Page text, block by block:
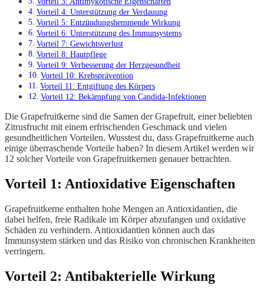
Vorteil 4: Unterstützung der Verdauung
Vorteil 5: Entzündungshemmende Wirkung
Vorteil 6: Unterstützung des Immunsystems
Vorteil 7: Gewichtsverlust
Vorteil 8: Hautpflege
Vorteil 9: Verbesserung der Herzgesundheit
Vorteil 10: Krebsprävention
Vorteil 11: Entgiftung des Körpers
Vorteil 12: Bekämpfung von Candida-Infektionen
Die Grapefruitkerne sind die Samen der Grapefruit, einer beliebten
Zitrusfrucht mit einem erfrischenden Geschmack und vielen
gesundheitlichen Vorteilen. Wusstest du, dass Grapefruitkerne auch
einige überraschende Vorteile haben? In diesem Artikel werden wir
12 solcher Vorteile von Grapefruitkernen genauer betrachten.
Vorteil 1: Antioxidative Eigenschaften
Grapefruitkerne enthalten hohe Mengen an Antioxidantien, die
dabei helfen, freie Radikale im Körper abzufangen und oxidative
Schäden zu verhindern. Antioxidantien können auch das
Immunsystem stärken und das Risiko von chronischen Krankheiten
verringern.
Vorteil 2: Antibakterielle Wirkung